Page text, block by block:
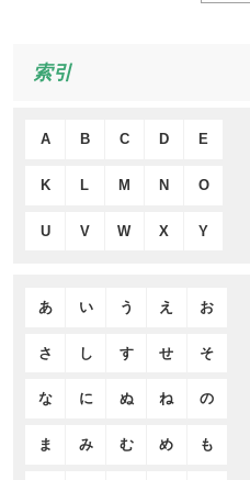
索引
A B C D E
K L M N O
U V W X Y
あ い う え お
さ し す せ そ
な に ぬ ね の
ま み む め も